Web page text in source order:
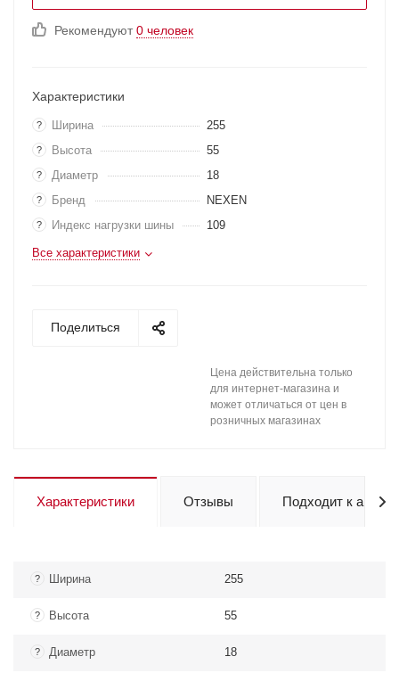
Рекомендуют0 человек
Характеристики
? Ширина 255
? Высота 55
? Диаметр 18
? Бренд NEXEN
? Индекс нагрузки шины 109
Все характеристики
Поделиться
Цена действительна только
для интернет-магазина и
может отличаться от цен в
розничных магазинах
Характеристики Отзывы Подходит к авто
? Ширина 255
? Высота 55
? Диаметр 18